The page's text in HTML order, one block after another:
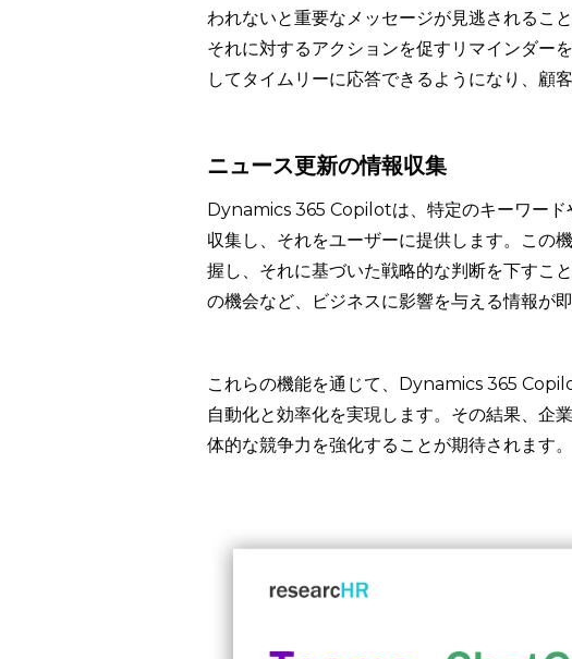
われないと重要なメッセージが見逃されるこ
それに対するアクションを促すリマインダー
してタイムリーに応答できるようになり、顧
ニュース更新の情報収集
Dynamics 365 Copilotは、特定のキーワード
収集し、それをユーザーに提供します。この
握し、それに基づいた戦略的な判断を下すこ
の機会など、ビジネスに影響を与える情報が
これらの機能を通じて、Dynamics 365
自動化と効率化を実現します。その結果、企
体的な競争力を強化することが期待されます。